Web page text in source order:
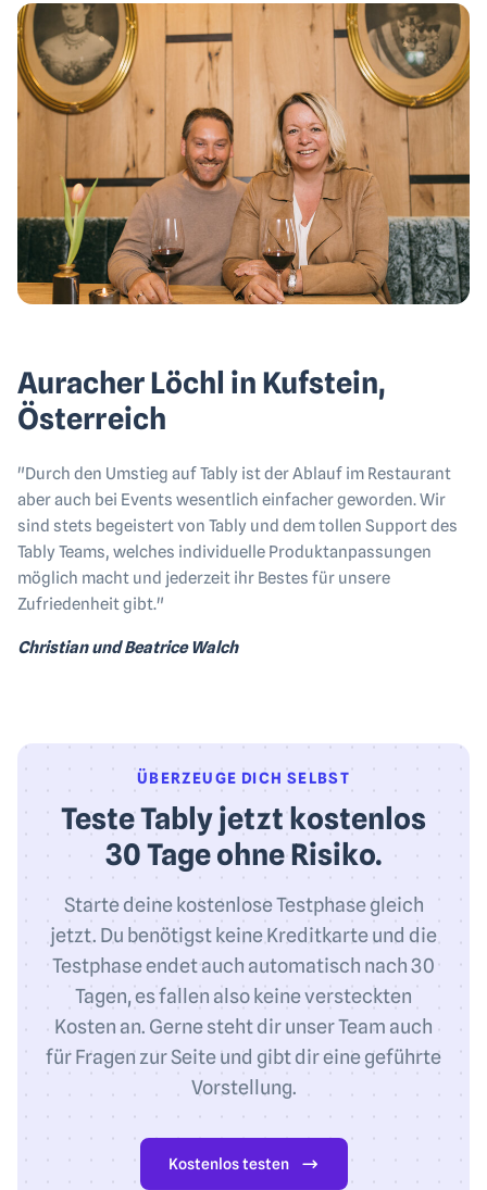
Auracher Löchl in Kufstein,
Österreich
"Durch den Umstieg auf Tably ist der Ablauf im Restaurant
aber auch bei Events wesentlich einfacher geworden. Wir
sind stets begeistert von Tably und dem tollen Support des
Tably Teams, welches individuelle Produktanpassungen
möglich macht und jederzeit ihr Bestes für unsere
Zufriedenheit gibt."
Christian und Beatrice Walch
ÜBERZEUGE DICH SELBST
Teste Tably jetzt kostenlos
30 Tage ohne Risiko.
Starte deine kostenlose Testphase gleich
jetzt. Du benötigst keine Kreditkarte und die
Testphase endet auch automatisch nach 30
Tagen, es fallen also keine versteckten
Kosten an. Gerne steht dir unser Team auch
für Fragen zur Seite und gibt dir eine geführte
Vorstellung.
Kostenlos testen